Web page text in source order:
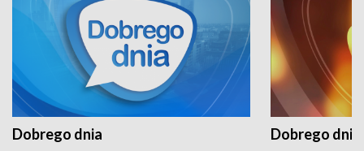
Dobrego dnia Dobrego dnia